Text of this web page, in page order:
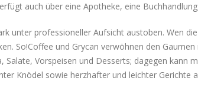
auch über eine Apotheke, eine
unter professioneller Aufsicht austoben. Wen
So!Coffee und Grycan verwöhnen den
Salate, Vorspeisen und Desserts; dagegen
Knödel sowie herzhafter und leichter Gerichte